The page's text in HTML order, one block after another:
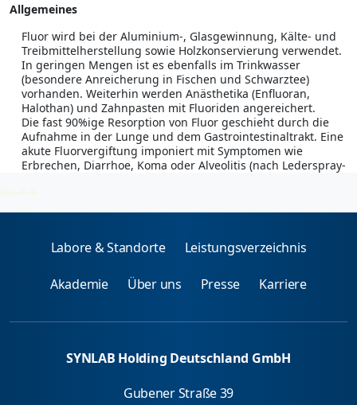
Allgemeines
Fluor wird bei der Aluminium-, Glasgewinnung, Kälte- und
Treibmittelherstellung sowie Holzkonservierung verwendet.
In geringen Mengen ist es ebenfalls im Trinkwasser
(besondere Anreicherung in Fischen und Schwarztee)
vorhanden. Weiterhin werden Anästhetika (Enfluoran,
Halothan) und Zahnpasten mit Fluoriden angereichert.
Die fast 90%ige Resorption von Fluor geschieht durch die
Aufnahme in der Lunge und dem Gastrointestinaltrakt. Eine
akute Fluorvergiftung imponiert mit Symptomen wie
Erbrechen, Diarrhoe, Koma oder Alveolitis (nach Lederspray-
2026-08-06
Labore & Standorte Leistungsverzeichnis
Akademie Über uns Presse Karriere
SYNLAB Holding Deutschland GmbH
Gubener Straße 39